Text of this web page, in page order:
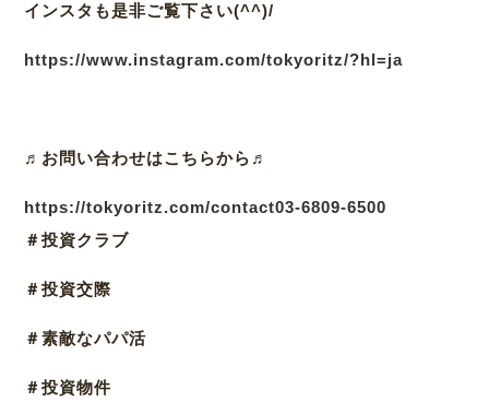
インスタも是非ご覧下さい(^^)/
https://www.instagram.com/tokyoritz/?hl=ja
♬ お問い合わせはこちらから♬
https://tokyoritz.com/contact03-6809-6500
＃投資クラブ
＃投資交際
＃素敵なパパ活
＃投資物件